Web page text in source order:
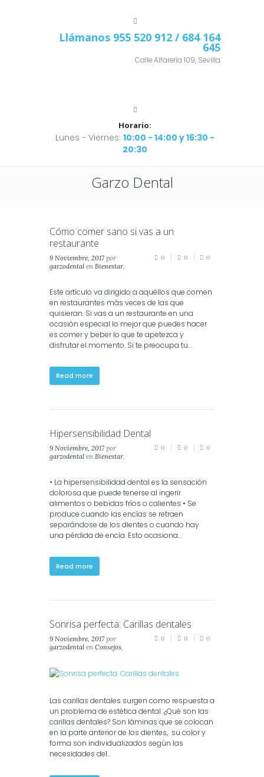
Llámanos 955 520 912 / 684 164
645
Calle Alfarería 109, Sevilla
Horario:
Lunes - Viernes: 10:00 - 14:00 y 16:30 -
20:30
Garzo Dental
Cómo comer sano si vas a un
restaurante
9 Noviembre, 2017 por
garzodental en Bienestar
0 0 0
Este artículo va dirigido a aquéllos que comen
en restaurantes más veces de las que
quisieran. Si vas a un restaurante en una
ocasión especial lo mejor que puedes hacer
es comer y beber lo que te apetezca y
disfrutar el momento. Si te preocupa tu...
Read more
Hipersensibilidad Dental
9 Noviembre, 2017 por
garzodental en Bienestar,
0 0 0
• La hipersensibilidad dental es la sensación
dolorosa que puede tenerse al ingerir
alimentos o bebidas fríos o calientes • Se
produce cuando las encías se retraen
separándose de los dientes o cuando hay
una pérdida de encía. Esto ocasiona...
Read more
Sonrisa perfecta: Carillas dentales
9 Noviembre, 2017 por
garzodental en Consejos
0 0 0
Las carillas dentales surgen como respuesta a
un problema de estética dental. ¿Qué son las
carillas dentales? Son láminas que se colocan
en la parte anterior de los dientes, su color y
forma son individualizados según las
necesidades del...